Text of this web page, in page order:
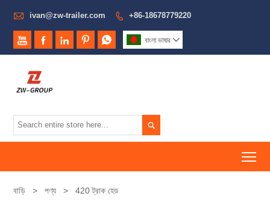
 ivan@zw-trailer.com  +86-18678779220
     বাংলা ভাষার 

বাড়ি > পণ্য > 420 ট্রাক হেড